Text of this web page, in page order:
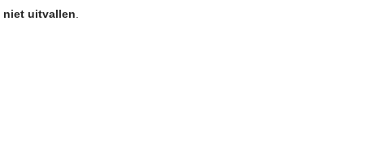
niet uitvallen